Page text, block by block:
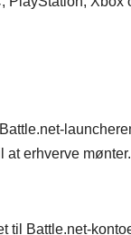
erhverve
til Battle.net-